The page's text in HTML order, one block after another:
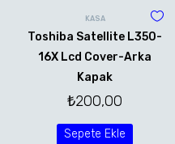
KASA
Toshiba Satellite L350-
16X Lcd Cover-Arka
Kapak
₺200,00
Sepete Ekle